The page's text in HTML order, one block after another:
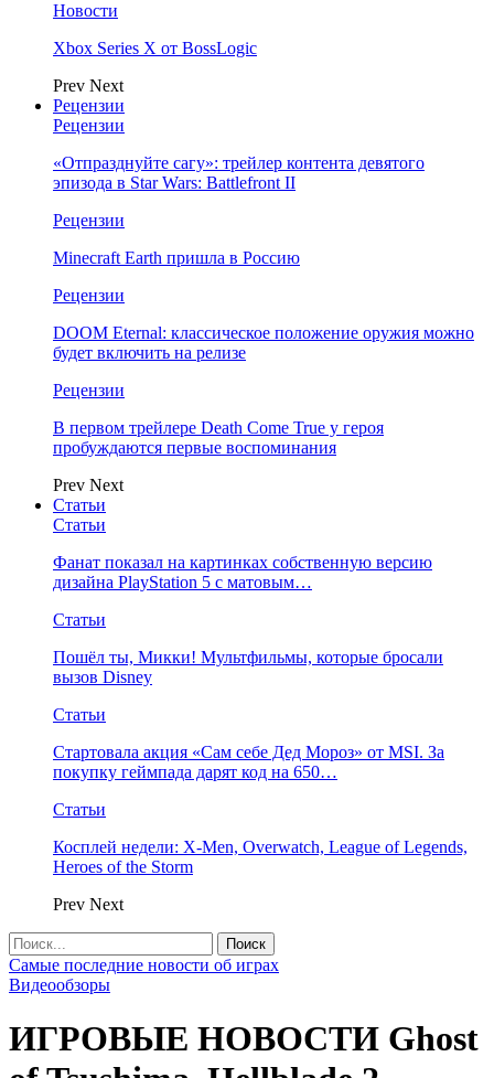
Новости
Xbox Series X от BossLogic
Prev Next
Рецензии
Рецензии
«Отпразднуйте сагу»: трейлер контента девятого
эпизода в Star Wars: Battlefront II
Рецензии
Minecraft Earth пришла в Россию
Рецензии
DOOM Eternal: классическое положение оружия можно
будет включить на релизе
Рецензии
В первом трейлере Death Come True у героя
пробуждаются первые воспоминания
Prev Next
Статьи
Статьи
Фанат показал на картинках собственную версию
дизайна PlayStation 5 с матовым…
Статьи
Пошёл ты, Микки! Мультфильмы, которые бросали
вызов Disney
Статьи
Стартовала акция «Сам себе Дед Мороз» от MSI. За
покупку геймпада дарят код на 650…
Статьи
Косплей недели: X-Men, Overwatch, League of Legends,
Heroes of the Storm
Prev Next
Самые последние новости об играх
Видеообзоры
ИГРОВЫЕ НОВОСТИ Ghost